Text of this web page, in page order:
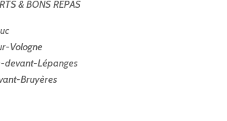
& BONS REPAS
Vologne
devant-Lépanges
Bruyères